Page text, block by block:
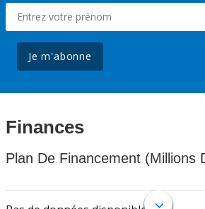
Je m'abonne
Finances
Plan De Financement (Millions